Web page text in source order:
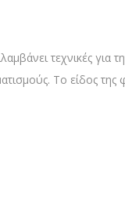
τεχνικές για
Το είδος της